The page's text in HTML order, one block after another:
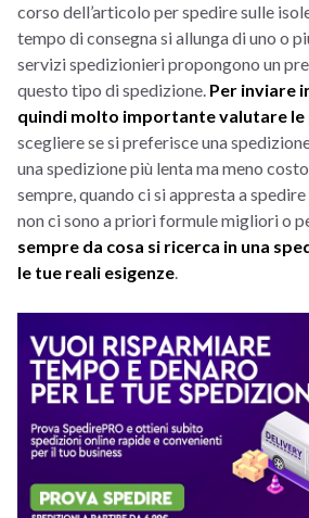
corso dell’articolo per spedire sulle
tempo di consegna si allunga di uno o
servizi spedizionieri propongono un
questo tipo di spedizione. Per inviare
quindi molto importante valutare le
scegliere se si preferisce una
una spedizione più lenta ma meno
sempre, quando ci si appresta a
non ci sono a priori formule migliori o
sempre da cosa si ricerca in una
le tue reali esigenze.